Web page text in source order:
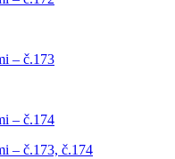
– č.173
– č.174
– č.173, č.174